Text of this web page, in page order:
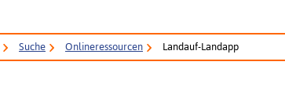
Suche Onlineressourcen Landauf-Landapp